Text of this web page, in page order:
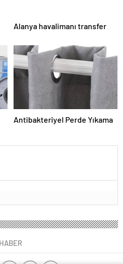
Alanya havalimanı transfer
Antibakteriyel Perde Yıkama
HABER